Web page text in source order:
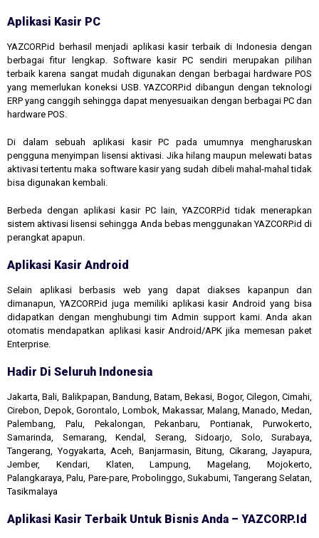
Aplikasi Kasir PC
YAZCORP.id berhasil menjadi aplikasi kasir terbaik di Indonesia dengan
berbagai fitur lengkap. Software kasir PC sendiri merupakan pilihan
terbaik karena sangat mudah digunakan dengan berbagai hardware POS
yang memerlukan koneksi USB. YAZCORP.id dibangun dengan teknologi
ERP yang canggih sehingga dapat menyesuaikan dengan berbagai PC dan
hardware POS.
Di dalam sebuah aplikasi kasir PC pada umumnya mengharuskan
pengguna menyimpan lisensi aktivasi. Jika hilang maupun melewati batas
aktivasi tertentu maka software kasir yang sudah dibeli mahal-mahal tidak
bisa digunakan kembali.
Berbeda dengan aplikasi kasir PC lain, YAZCORP.id tidak menerapkan
sistem aktivasi lisensi sehingga Anda bebas menggunakan YAZCORP.id di
perangkat apapun.
Aplikasi Kasir Android
Selain aplikasi berbasis web yang dapat diakses kapanpun dan
dimanapun, YAZCORP.id juga memiliki aplikasi kasir Android yang bisa
didapatkan dengan menghubungi tim Admin support kami. Anda akan
otomatis mendapatkan aplikasi kasir Android/APK jika memesan paket
Enterprise.
Hadir Di Seluruh Indonesia
Jakarta, Bali, Balikpapan, Bandung, Batam, Bekasi, Bogor, Cilegon, Cimahi,
Cirebon, Depok, Gorontalo, Lombok, Makassar, Malang, Manado, Medan,
Palembang, Palu, Pekalongan, Pekanbaru, Pontianak, Purwokerto,
Samarinda, Semarang, Kendal, Serang, Sidoarjo, Solo, Surabaya,
Tangerang, Yogyakarta, Aceh, Banjarmasin, Bitung, Cikarang, Jayapura,
Jember, Kendari, Klaten, Lampung, Magelang, Mojokerto,
Palangkaraya, Palu, Pare-pare, Probolinggo, Sukabumi, Tangerang Selatan,
Tasikmalaya
Aplikasi Kasir Terbaik Untuk Bisnis Anda – YAZCORP.id